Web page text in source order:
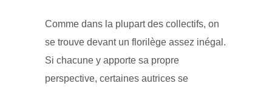
Comme dans la plupart des collectifs, on
se trouve devant un florilège assez inégal.
Si chacune y apporte sa propre
perspective, certaines autrices se